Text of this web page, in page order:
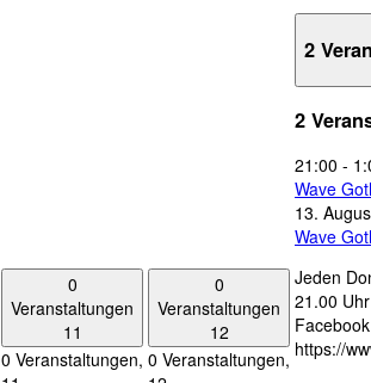
0
Veranstaltungen
11
0 Veranstaltungen,
0
Veranstaltungen
12
0 Veranstaltungen,
2
2
21:00 -
Wave
13.
Wave
Jeden
21.00
https://